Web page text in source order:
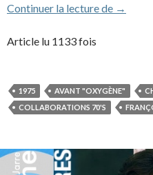
Continuer la lecture de →
Article lu 1133 fois
1975 AVANT "OXYGÈNE"
COLLABORATIONS 70'S